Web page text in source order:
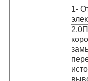
1-